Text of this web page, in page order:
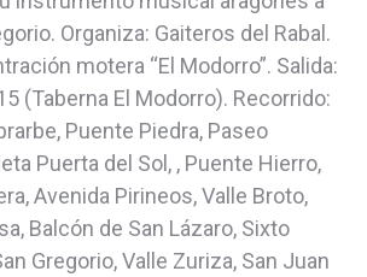
Organiza: Gaiteros del Rabal.
motera “El Modorro”. Salida:
(Taberna El Modorro). Recorrido:
Puente Piedra, Paseo
Puerta del Sol, , Puente Hierro,
Avenida Pirineos, Valle Broto,
Balcón de San Lázaro, Sixto
Gregorio, Valle Zuriza, San Juan